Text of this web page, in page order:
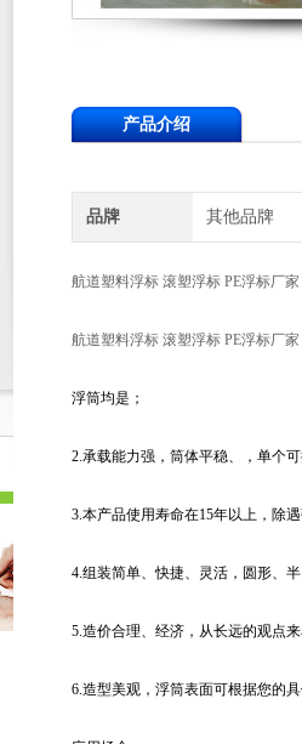
产品介绍
品牌 其他品牌
航道塑料浮标 滚塑浮标 PE浮标厂
航道塑料浮标 滚塑浮标 PE浮标厂
浮筒均是；
2.承载能力强，筒体平稳、，单个
3.本产品使用寿命在15年以上，除
4.组装简单、快捷、灵活，圆形、
5.造价合理、经济，从长远的观点
6.造型美观，浮筒表面可根据您的